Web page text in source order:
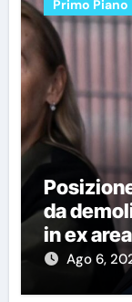
Primo Piano
da
in ex
Ago 6,